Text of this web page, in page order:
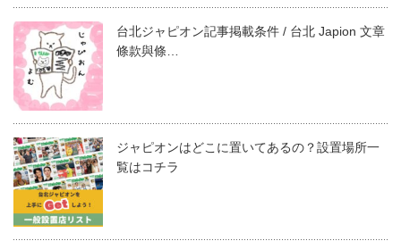
台北ジャピオン記事掲載条件 / 台北 Japion 文章
條款與條…
ジャピオンはどこに置いてあるの？設置場所一
覧はコチラ